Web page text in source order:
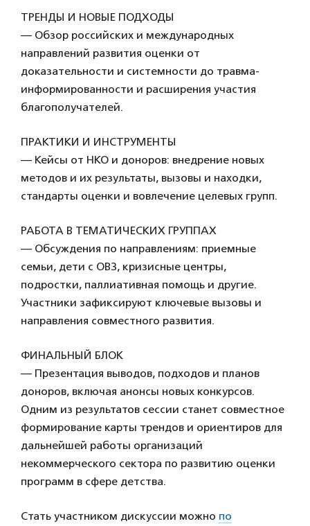
ТРЕНДЫ И НОВЫЕ ПОДХОДЫ
— Обзор российских и международных
направлений развития оценки от
доказательности и системности до травма-
информированности и расширения участия
благополучателей.
ПРАКТИКИ И ИНСТРУМЕНТЫ
— Кейсы от НКО и доноров: внедрение новых
методов и их результаты, вызовы и находки,
стандарты оценки и вовлечение целевых групп.
РАБОТА В ТЕМАТИЧЕСКИХ ГРУППАХ
— Обсуждения по направлениям: приемные
семьи, дети с ОВЗ, кризисные центры,
подростки, паллиативная помощь и другие.
Участники зафиксируют ключевые вызовы и
направления совместного развития.
ФИНАЛЬНЫЙ БЛОК
— Презентация выводов, подходов и планов
доноров, включая анонсы новых конкурсов.
Одним из результатов сессии станет совместное
формирование карты трендов и ориентиров для
дальнейшей работы организаций
некоммерческого сектора по развитию оценки
программ в сфере детства.
Стать участником дискуссии можно по